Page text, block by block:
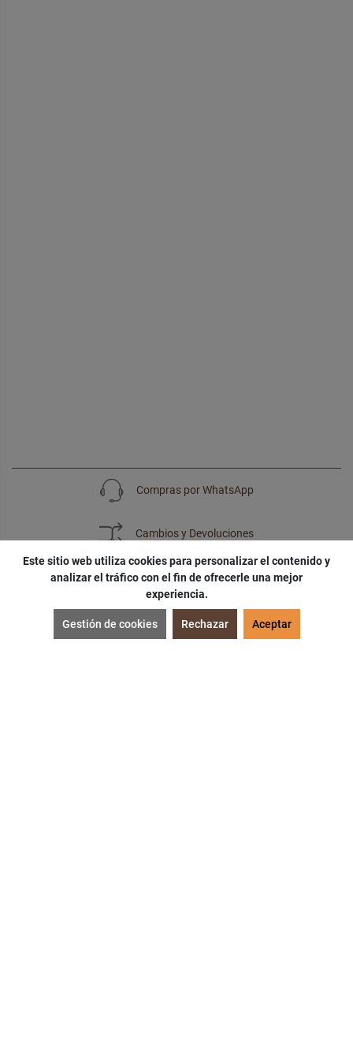
Compras por WhatsApp
Cambios y Devoluciones
SUSCRÍBETE
¡Accede acupones,ofertasynoticiasexclusivas!
Este sitio web utiliza cookies para personalizar el contenido y
analizar el tráfico con el fin de ofrecerle una mejor
experiencia.
Gestión de cookies Rechazar Aceptar